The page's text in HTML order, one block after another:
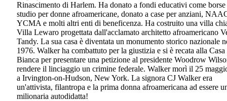
Rinascimento di Harlem. Ha donato a fondi educativi come
studio per donne afroamericane, donato a case per anziani,
YCMA e molti altri enti di beneficenza. Ha costruito una villa
Villa Lewaro progettata dall'acclamato architetto afroamericano
Tandy. La sua casa è diventata un monumento storico nazionale
1976. Walker ha combattuto per la giustizia e si è recata alla Casa
Bianca per presentare una petizione al presidente Woodrow
rendere il linciaggio un crimine federale. Walker morì il 25
a Irvington-on-Hudson, New York. La signora CJ Walker era
un'attivista, filantropa e la prima donna afroamericana ad essere
milionaria autodidatta!